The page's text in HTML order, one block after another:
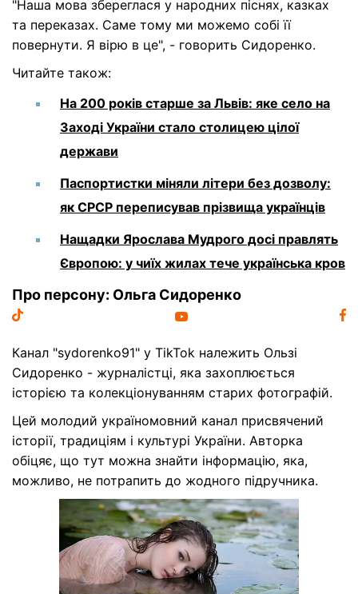
"Наша мова збереглася у народних піснях, казках
та переказах. Саме тому ми можемо собі її
повернути. Я вірю в це", - говорить Сидоренко.
Читайте також:
На 200 років старше за Львів: яке село на
Заході України стало столицею цілої
держави
Паспортистки міняли літери без дозволу:
як СРСР переписував прізвища українців
Нащадки Ярослава Мудрого досі правлять
Європою: у чиїх жилах тече українська кров
Про персону: Ольга Сидоренко
Канал "sydorenko91" у TikTok належить Ользі
Сидоренко - журналістці, яка захоплюється
історією та колекціонуванням старих фотографій.
Цей молодий україномовний канал присвячений
історії, традиціям і культурі України. Авторка
обіцяє, що тут можна знайти інформацію, яка,
можливо, не потрапить до жодного підручника.